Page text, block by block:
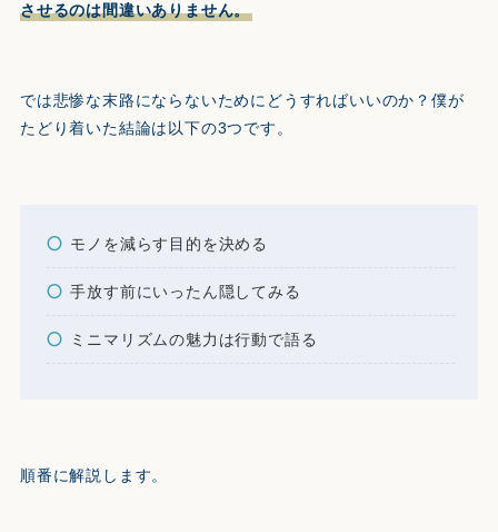
させるのは間違いありません。
では悲惨な末路にならないためにどうすればいいのか？僕が
たどり着いた結論は以下の3つです。
モノを減らす目的を決める
手放す前にいったん隠してみる
ミニマリズムの魅力は行動で語る
順番に解説します。